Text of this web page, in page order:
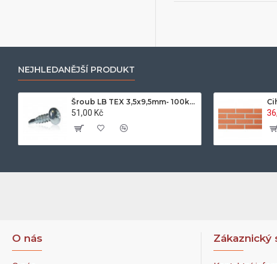
NEJHLEDANĚJŠÍ PRODUKT
Šroub LB TEX 3,5x9,5mm- 100ks/bal.-zinek
51,00 Kč
O nás Zákaznický